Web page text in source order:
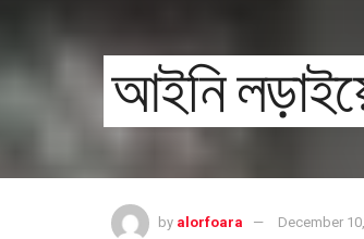
আইনি
by alorfoara December